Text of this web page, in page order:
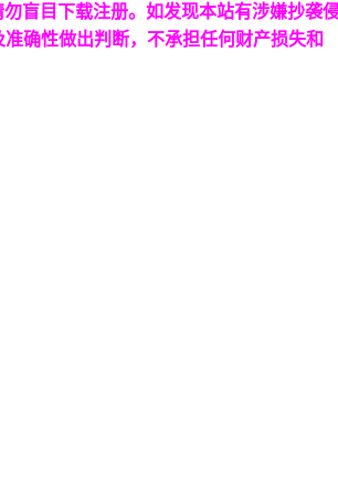
盲目下载注册。如发现本站有涉嫌抄袭
确性做出判断，不承担任何财产损失和